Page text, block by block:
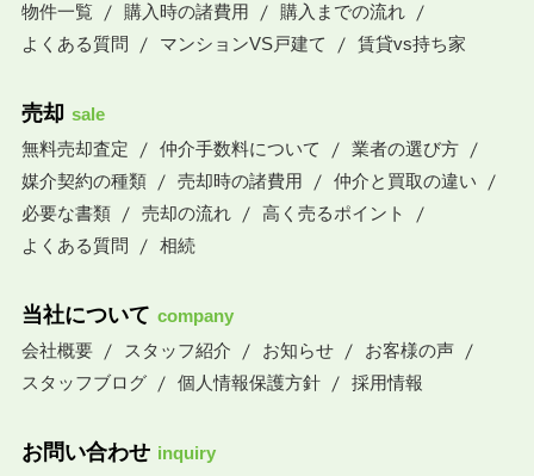
物件一覧
購入時の諸費用
購入までの流れ
よくある質問
マンションVS戸建て 賃貸vs持ち家
売却 sale
無料売却査定
仲介手数料について
業者の選び方
媒介契約の種類
売却時の諸費用
仲介と買取の違い
必要な書類
売却の流れ
高く売るポイント
よくある質問
相続
当社について company
会社概要
スタッフ紹介 お知らせ
お客様の声
スタッフブログ
個人情報保護方針 採用情報
お問い合わせ inquiry